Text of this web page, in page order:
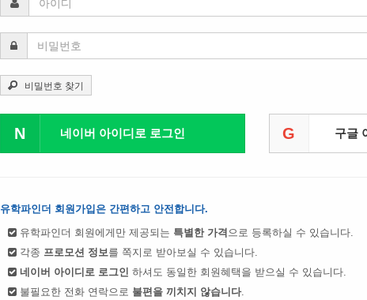
비밀번호 찾기
N 네이버 아이디로 로그인 G 구글
유학파인더 회원가입은 간편하고 안전합니다.
유학파인더 회원에게만 제공되는 특별한 가격 으로 등록하실 수 있습니다.
각종 프로모션 정보를 쪽지로 받아보실 수 있습니다.
네이버 아이디로 로그인 하셔도 동일한 회원혜택을 받으실 수 있습니다.
불필요한 전화 연락으로 불편을 끼치지 않습니다.